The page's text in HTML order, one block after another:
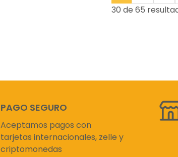
30 de 65
PAGO SEGURO
Aceptamos pagos con
tarjetas internacionales, zelle y
criptomonedas